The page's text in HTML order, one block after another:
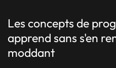
Les concepts de
apprend sans s'en
moddant